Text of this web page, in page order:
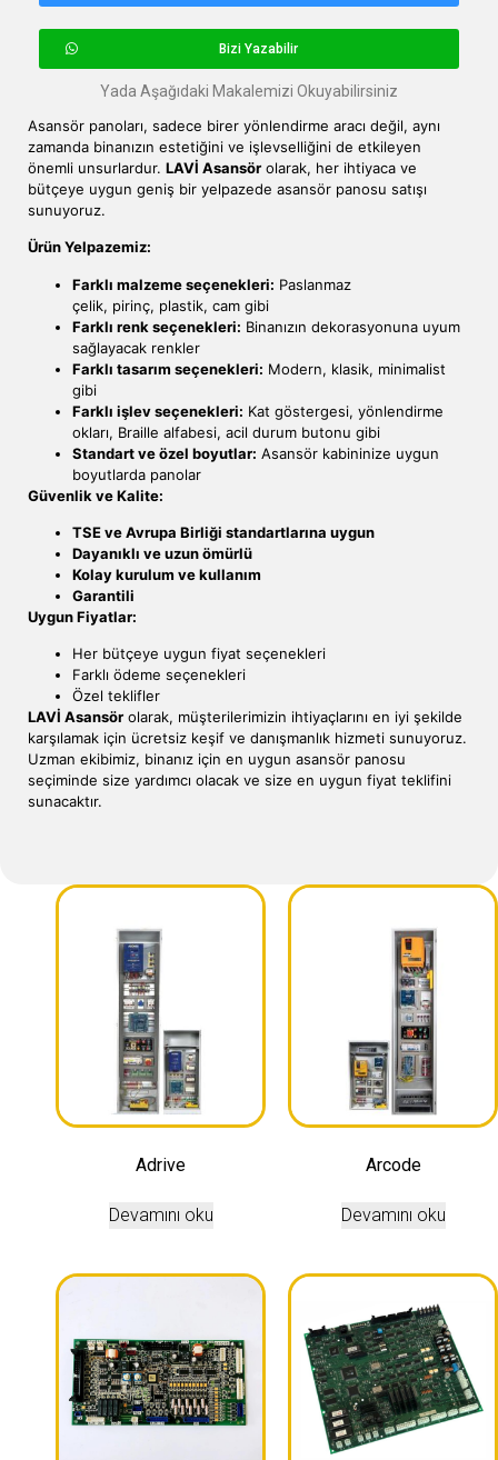
Bizi Yazabilir
Yada Aşağıdaki Makalemizi Okuyabilirsiniz
Asansör panoları, sadece birer yönlendirme aracı değil, aynı
zamanda binanızın estetiğini ve işlevselliğini de etkileyen
önemli unsurlardur. LAVİ Asansör olarak, her ihtiyaca ve
bütçeye uygun geniş bir yelpazede asansör panosu satışı
sunuyoruz.
Ürün Yelpazemiz:
Farklı malzeme seçenekleri: Paslanmaz
çelik, pirinç, plastik, cam gibi
Farklı renk seçenekleri: Binanızın dekorasyonuna uyum
sağlayacak renkler
Farklı tasarım seçenekleri: Modern, klasik, minimalist
gibi
Farklı işlev seçenekleri: Kat göstergesi, yönlendirme
okları, Braille alfabesi, acil durum butonu gibi
Standart ve özel boyutlar: Asansör kabininize uygun
boyutlarda panolar
Güvenlik ve Kalite:
TSE ve Avrupa Birliği standartlarına uygun
Dayanıklı ve uzun ömürlü
Kolay kurulum ve kullanım
Garantili
Uygun Fiyatlar:
Her bütçeye uygun fiyat seçenekleri
Farklı ödeme seçenekleri
Özel teklifler
LAVİ Asansör olarak, müşterilerimizin ihtiyaçlarını en iyi şekilde
karşılamak için ücretsiz keşif ve danışmanlık hizmeti sunuyoruz.
Uzman ekibimiz, binanız için en uygun asansör panosu
seçiminde size yardımcı olacak ve size en uygun fiyat teklifini
sunacaktır.
Adrive
Devamını oku
Arcode
Devamını oku